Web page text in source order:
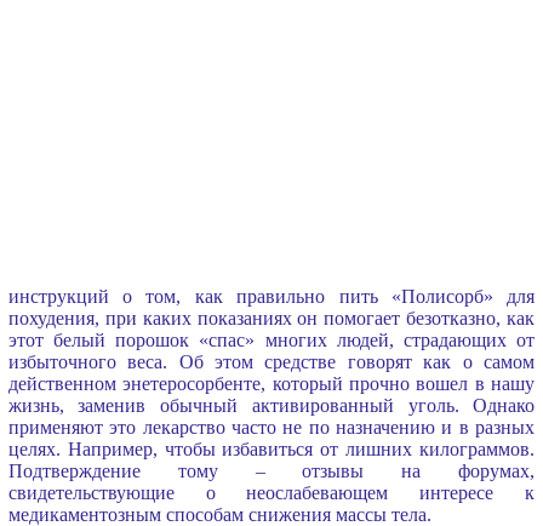
инструкций о том, как правильно пить «Полисорб» для
похудения, при каких показаниях он помогает безотказно, как
этот белый порошок «спас» многих людей, страдающих от
избыточного веса. Об этом средстве говорят как о самом
действенном энетеросорбенте, который прочно вошел в нашу
жизнь, заменив обычный активированный уголь. Однако
применяют это лекарство часто не по назначению и в разных
целях. Например, чтобы избавиться от лишних килограммов.
Подтверждение тому – отзывы на форумах,
свидетельствующие о неослабевающем интересе к
медикаментозным способам снижения массы тела.